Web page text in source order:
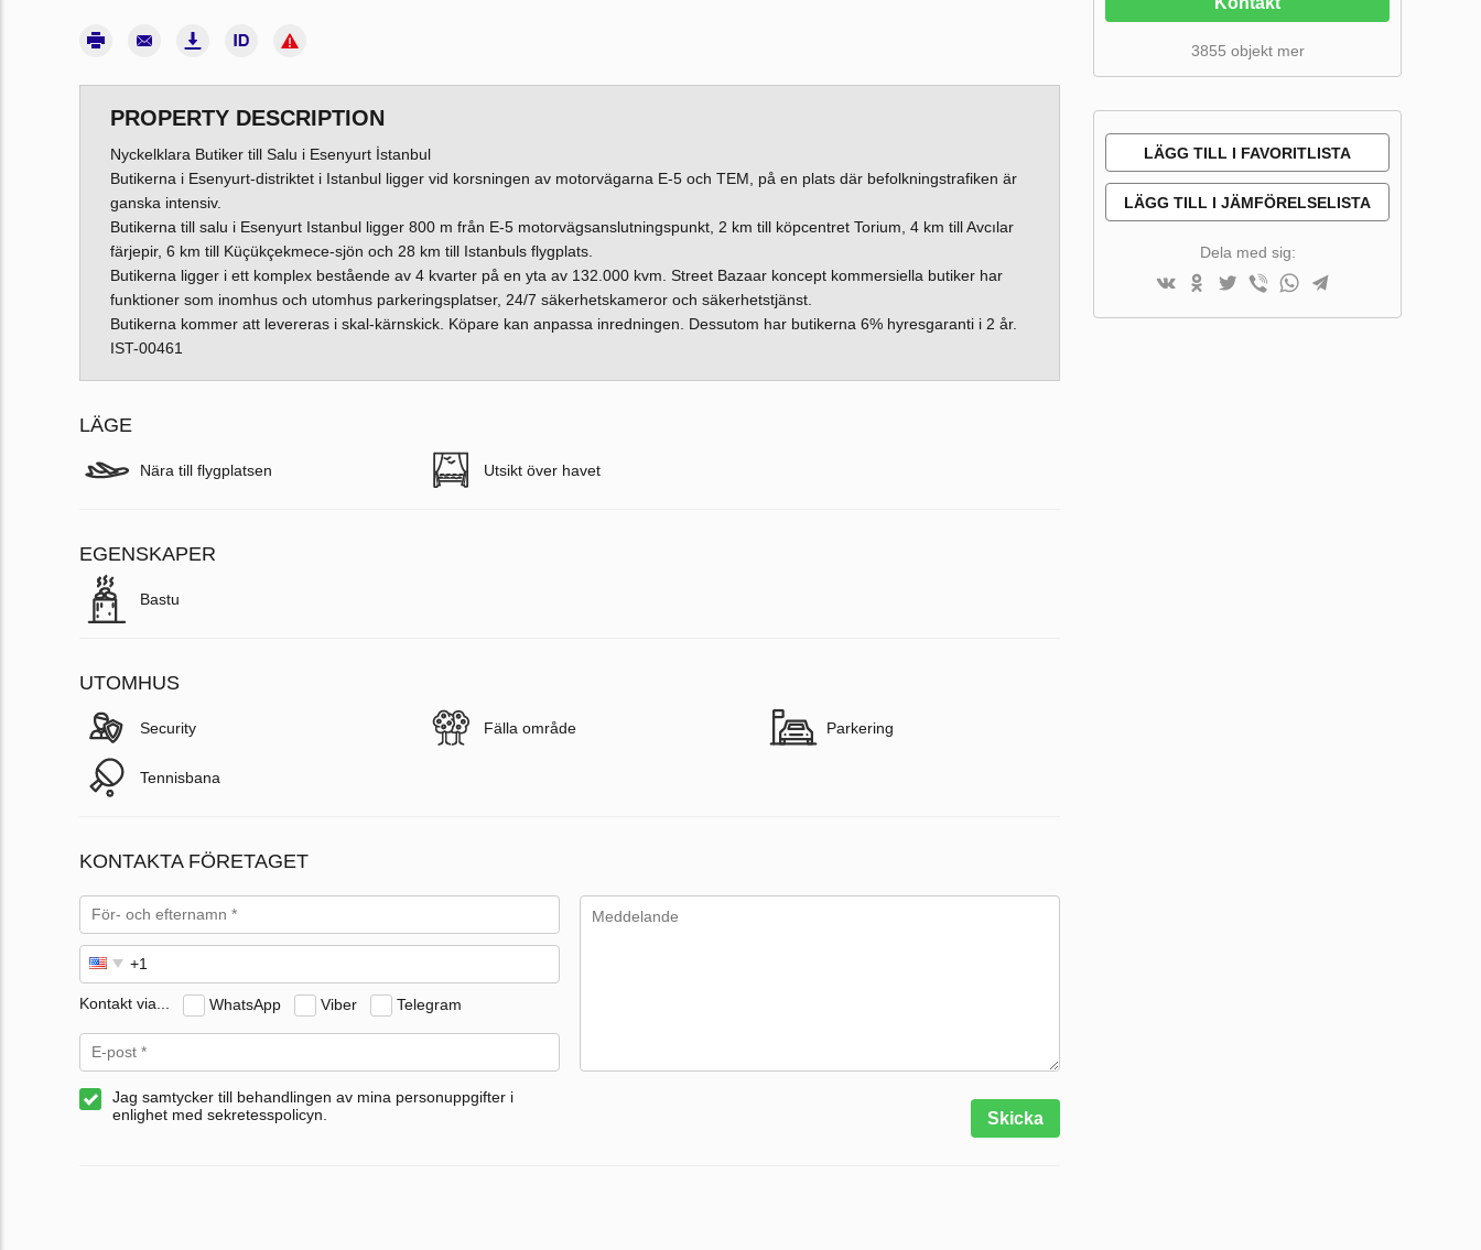
PROPERTY DESCRIPTION
Nyckelklara Butiker till Salu i Esenyurt İstanbul
Butikerna i Esenyurt-distriktet i Istanbul ligger vid korsningen av motorvägarna E-5 och TEM, på en plats där befolkningstrafiken är
ganska intensiv.
Butikerna till salu i Esenyurt Istanbul ligger 800 m från E-5 motorvägsanslutningspunkt, 2 km till köpcentret Torium, 4 km till Avcılar
färjepir, 6 km till Küçükçekmece-sjön och 28 km till Istanbuls flygplats.
Butikerna ligger i ett komplex bestående av 4 kvarter på en yta av 132.000 kvm. Street Bazaar koncept kommersiella butiker har
funktioner som inomhus och utomhus parkeringsplatser, 24/7 säkerhetskameror och säkerhetstjänst.
Butikerna kommer att levereras i skal-kärnskick. Köpare kan anpassa inredningen. Dessutom har butikerna 6% hyresgaranti i 2 år.
IST-00461
LÄGE
Nära till flygplatsen Utsikt över havet
EGENSKAPER
Bastu
UTOMHUS
Security Fälla område Parkering
Tennisbana
KONTAKTA FÖRETAGET
Kontakt via... WhatsApp Viber Telegram
Jag samtycker till behandlingen av mina personuppgifter i
enlighet med sekretesspolicyn.
Skicka
3855 objekt mer
LÄGG TILL I FAVORITLISTA
LÄGG TILL I JÄMFÖRELSELISTA
Dela med sig: